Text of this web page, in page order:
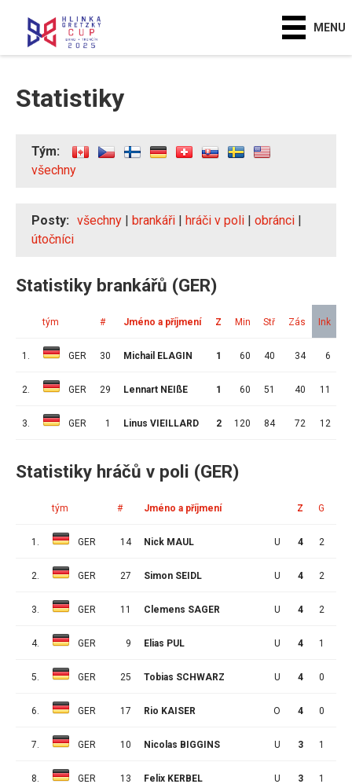
MENU
Statistiky
Tým:
všechny
Posty: všechny | brankáři | hráči v poli | obránci |
útočníci
Statistiky brankářů (GER)
tým # Jméno a příjmení Z Min Stř Zás Ink
1. GER 30 Michail ELAGIN 1 60 40 34 6
2. GER 29 Lennart NEIßE 1 60 51 40 11
3. GER 1 Linus VIEILLARD 2 120 84 72 12
Statistiky hráčů v poli (GER)
tým # Jméno a příjmení Z G
1. GER 14 Nick MAUL U 4 2
2. GER 27 Simon SEIDL U 4 2
3. GER 11 Clemens SAGER U 4 2
4. GER 9 Elias PUL U 4 1
5. GER 25 Tobias SCHWARZ U 4 0
6. GER 17 Rio KAISER O 4 0
7. GER 10 Nicolas BIGGINS U 3 1
8. GER 13 Felix KERBEL U 3 1